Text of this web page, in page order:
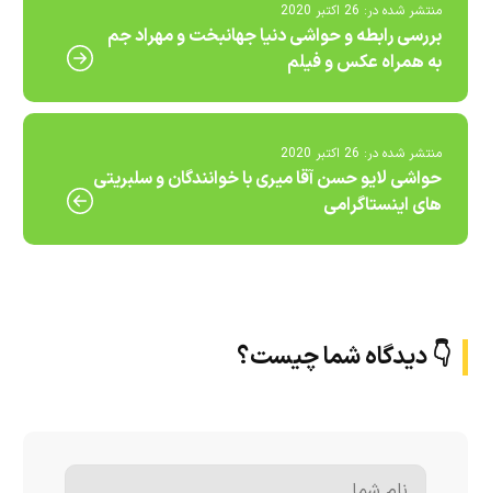
منتشر شده در: 26 اکتبر 2020
بررسی رابطه و حواشی دنیا جهانبخت و مهراد جم
به همراه عکس و فیلم
منتشر شده در: 26 اکتبر 2020
حواشی لایو حسن آقا میری با خوانندگان و سلبریتی
های اینستاگرامی
👇 دیدگاه شما چیست؟